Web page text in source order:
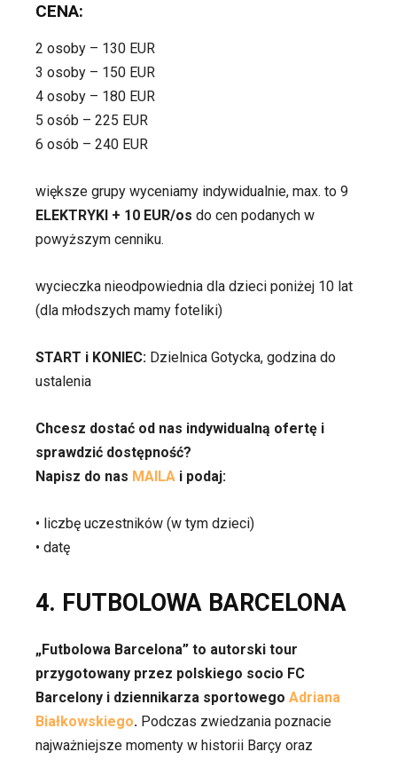
CENA:
2 osoby – 130 EUR
3 osoby – 150 EUR
4 osoby – 180 EUR
5 osób – 225 EUR
6 osób – 240 EUR
większe grupy wyceniamy indywidualnie, max. to 9
ELEKTRYKI + 10 EUR/os do cen podanych w
powyższym cenniku.
wycieczka nieodpowiednia dla dzieci poniżej 10 lat
(dla młodszych mamy foteliki)
START i KONIEC: Dzielnica Gotycka, godzina do
ustalenia
Chcesz dostać od nas indywidualną ofertę i
sprawdzić dostępność?
Napisz do nas MAILA i podaj:
• liczbę uczestników (w tym dzieci)
• datę
4. FUTBOLOWA BARCELONA
„Futbolowa Barcelona” to autorski tour
przygotowany przez polskiego socio FC
Barcelony i dziennikarza sportowego Adriana
Białkowskiego. Podczas zwiedzania poznacie
najważniejsze momenty w historii Barçy oraz